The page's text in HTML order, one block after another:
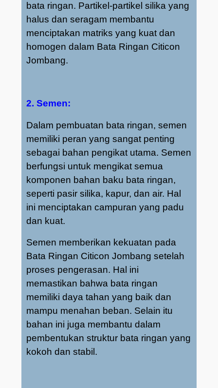
bata ringan. Partikel-partikel silika yang
halus dan seragam membantu
menciptakan matriks yang kuat dan
homogen dalam Bata Ringan Citicon
Jombang.
2. Semen:
Dalam pembuatan bata ringan, semen
memiliki peran yang sangat penting
sebagai bahan pengikat utama. Semen
berfungsi untuk mengikat semua
komponen bahan baku bata ringan,
seperti pasir silika, kapur, dan air. Hal
ini menciptakan campuran yang padu
dan kuat.
Semen memberikan kekuatan pada
Bata Ringan Citicon Jombang setelah
proses pengerasan. Hal ini
memastikan bahwa bata ringan
memiliki daya tahan yang baik dan
mampu menahan beban. Selain itu
bahan ini juga membantu dalam
pembentukan struktur bata ringan yang
kokoh dan stabil.